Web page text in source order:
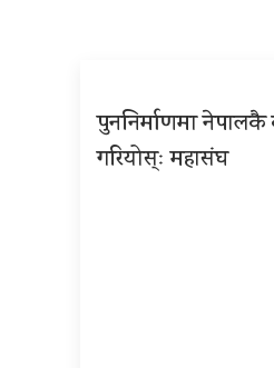
पुननिर्माणमा नेपालकै
गरियोस्ः महासंघ